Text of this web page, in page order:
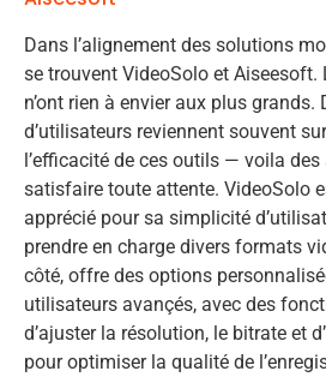
Dans l’alignement des solutions
se trouvent VideoSolo et Aiseesoft.
n’ont rien à envier aux plus grands.
d’utilisateurs reviennent souvent
l’efficacité de ces outils — voila
satisfaire toute attente. VideoSolo
apprécié pour sa simplicité
prendre en charge divers formats
côté, offre des options
utilisateurs avançés, avec des
d’ajuster la résolution, le bitrate et
pour optimiser la qualité de